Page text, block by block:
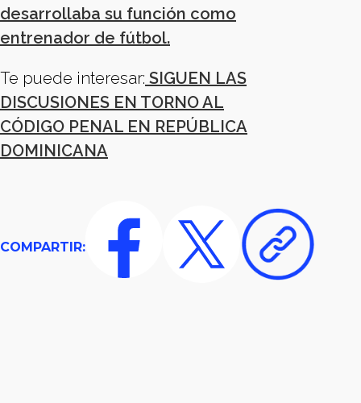
desarrollaba su función como
entrenador de fútbol.
Te puede interesar: SIGUEN LAS
DISCUSIONES EN TORNO AL
CÓDIGO PENAL EN REPÚBLICA
DOMINICANA
COMPARTIR: